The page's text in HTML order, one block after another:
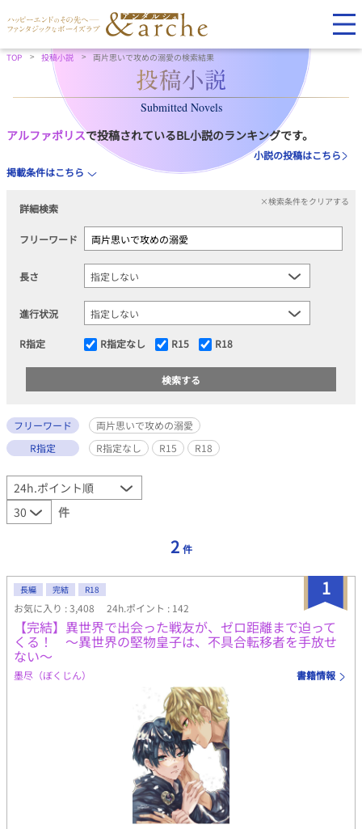
TOP 投稿小説 両片思いで攻めの溺愛の検索結果
Submitted Novels
アルファポリスで投稿されているBL小説のランキングです。
小説の投稿はこちら
掲載条件はこちら
詳細検索
×検索条件をクリアする
フリーワード
長さ
進行状況
R指定 R指定なし R15 R18
フリーワード
両片思いで攻めの溺愛
R指定
R指定なし R15 R18
件
2 件
1
長編 完結 R18
お気に入り : 3,408 24h.ポイント : 142
【完結】異世界で出会った戦友が、ゼロ距離まで迫って
くる！ ～異世界の堅物皇子は、不具合転移者を手放せ
ない～
墨尽（ぼくじん） 書籍情報